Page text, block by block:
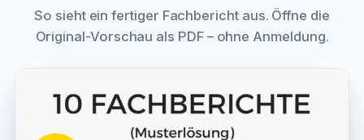
So sieht ein fertiger Fachbericht aus. Öffne die
Original-Vorschau als PDF – ohne Anmeldung.